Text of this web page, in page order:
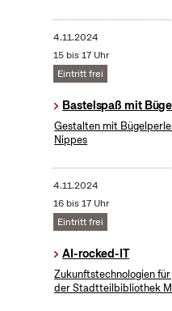
4.11.2024
15 bis 17 Uhr
Eintritt frei
Bastelspaß mit
Gestalten mit
Nippes
4.11.2024
16 bis 17 Uhr
Eintritt frei
AI-rocked-IT
Zukunftstechnologien
der Stadtteilbibliothek